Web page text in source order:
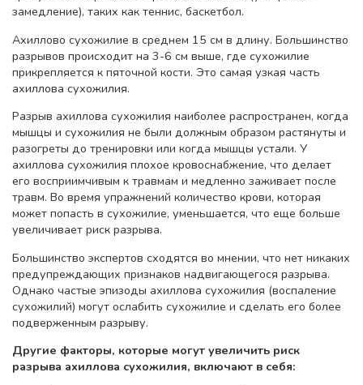
замедление), таких как теннис, баскетбол.
Ахиллово сухожилие в среднем 15 см в длину. Большинство
разрывов происходит на 3-6 см выше, где сухожилие
прикрепляется к пяточной кости. Это самая узкая часть
ахиллова сухожилия.
Разрыв ахиллова сухожилия наиболее распространен, когда
мышцы и сухожилия не были должным образом растянуты и
разогреты до тренировки или когда мышцы устали. У
ахиллова сухожилия плохое кровоснабжение, что делает
его восприимчивым к травмам и медленно заживает после
травм. Во время упражнений количество крови, которая
может попасть в сухожилие, уменьшается, что еще больше
увеличивает риск разрыва.
Большинство экспертов сходятся во мнении, что нет никаких
предупреждающих признаков надвигающегося разрыва.
Однако частые эпизоды ахиллова сухожилия (воспаление
сухожилий) могут ослабить сухожилие и сделать его более
подверженным разрыву.
Другие факторы, которые могут увеличить риск
разрыва ахиллова сухожилия, включают в себя: